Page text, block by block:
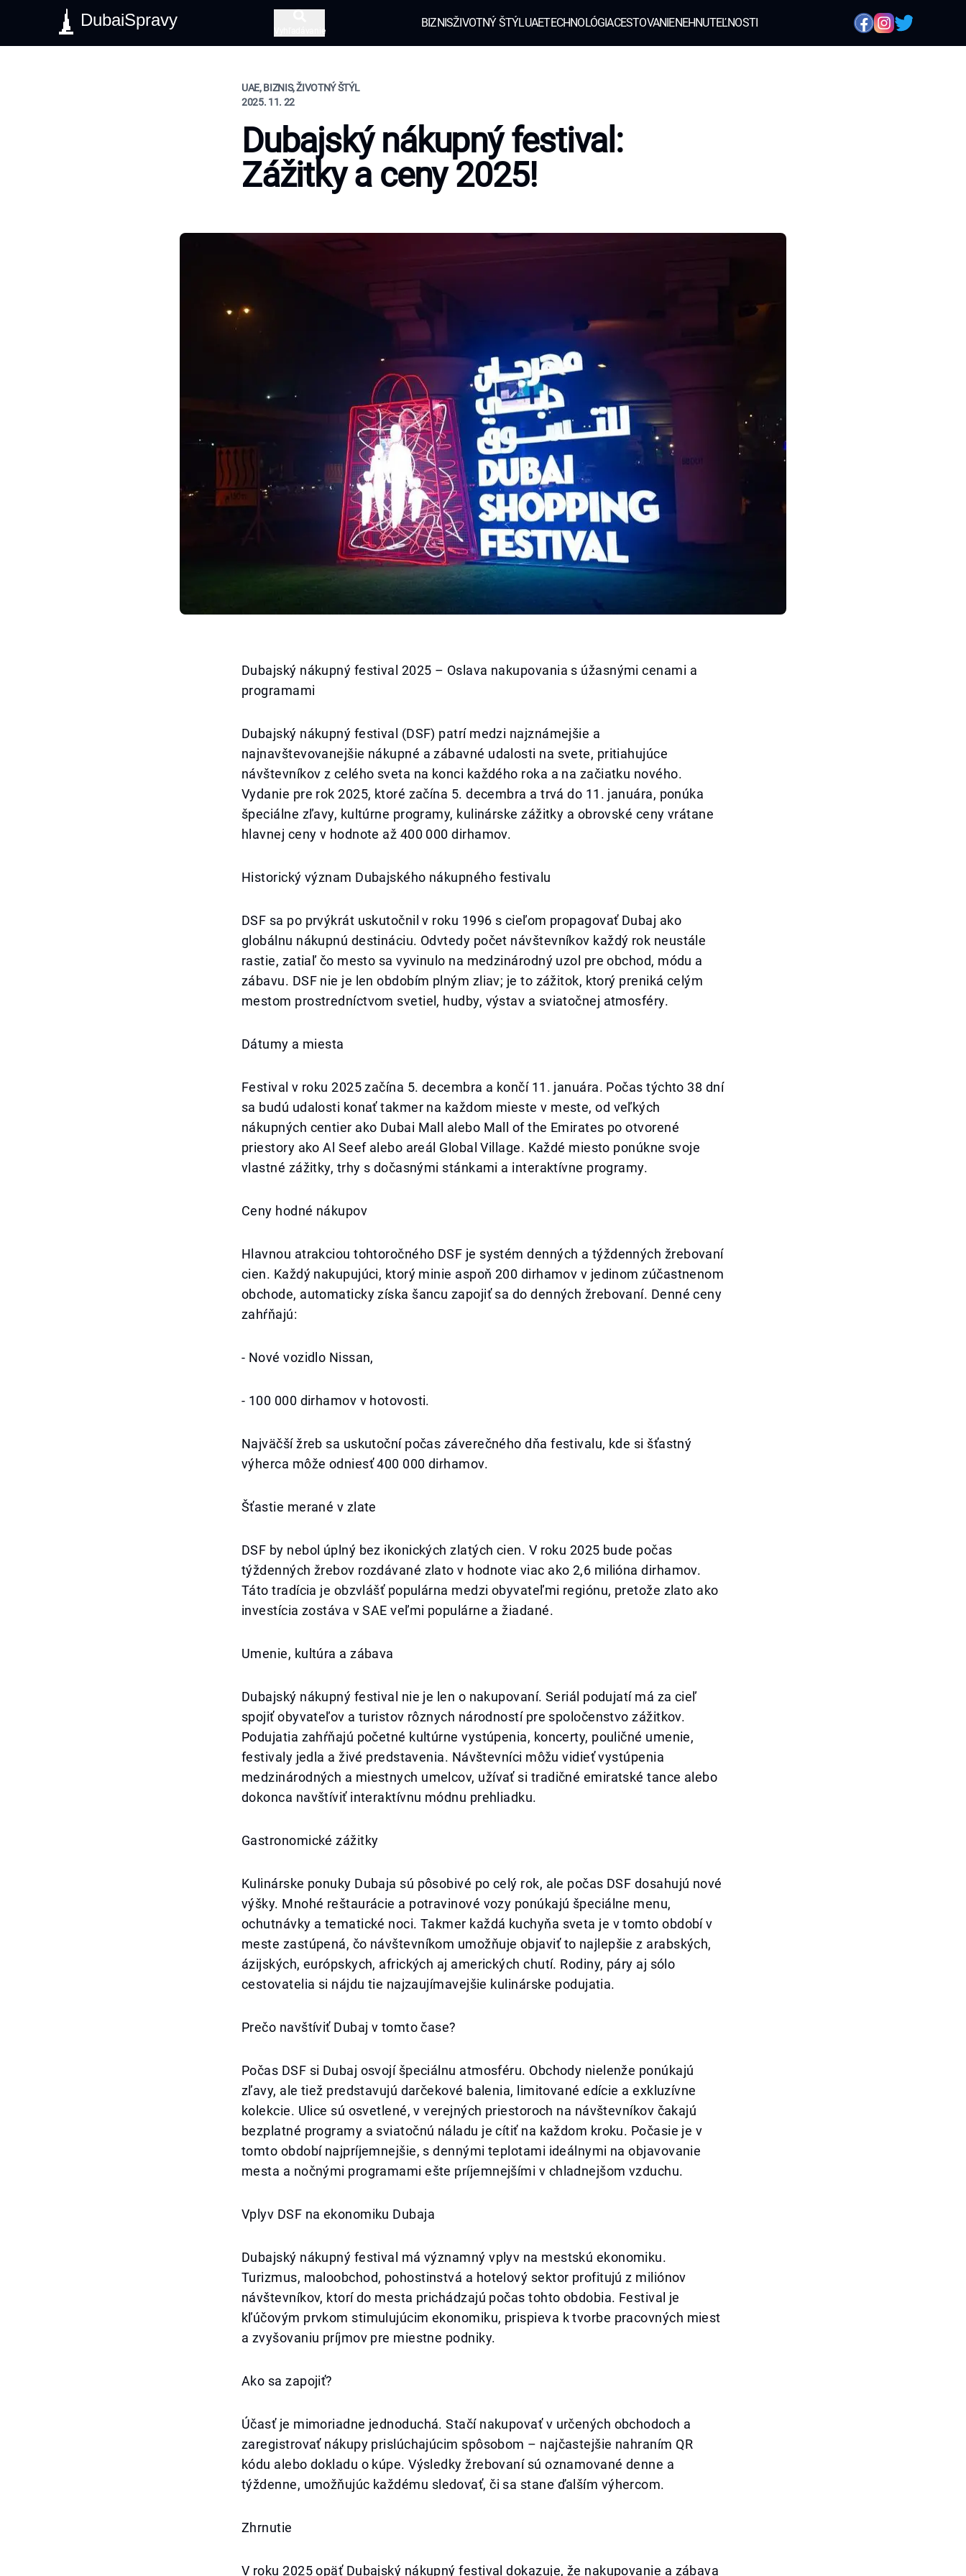
DubaiSpravy
Vyhľadávanie
BIZNISŽIVOTNÝ ŠTÝLUAETECHNOLÓGIACESTOVANIENEHNUTEĽNOSTI
UAE, BIZNIS, ŽIVOTNÝ ŠTÝL
2025. 11. 22
Dubajský nákupný festival:
Zážitky a ceny 2025!
Dubajský nákupný festival 2025 – Oslava nakupovania s úžasnými cenami a
programami
Dubajský nákupný festival (DSF) patrí medzi najznámejšie a
najnavštevovanejšie nákupné a zábavné udalosti na svete, pritiahujúce
návštevníkov z celého sveta na konci každého roka a na začiatku nového.
Vydanie pre rok 2025, ktoré začína 5. decembra a trvá do 11. januára, ponúka
špeciálne zľavy, kultúrne programy, kulinárske zážitky a obrovské ceny vrátane
hlavnej ceny v hodnote až 400 000 dirhamov.
Historický význam Dubajského nákupného festivalu
DSF sa po prvýkrát uskutočnil v roku 1996 s cieľom propagovať Dubaj ako
globálnu nákupnú destináciu. Odvtedy počet návštevníkov každý rok neustále
rastie, zatiaľ čo mesto sa vyvinulo na medzinárodný uzol pre obchod, módu a
zábavu. DSF nie je len obdobím plným zliav; je to zážitok, ktorý preniká celým
mestom prostredníctvom svetiel, hudby, výstav a sviatočnej atmosféry.
Dátumy a miesta
Festival v roku 2025 začína 5. decembra a končí 11. januára. Počas týchto 38 dní
sa budú udalosti konať takmer na každom mieste v meste, od veľkých
nákupných centier ako Dubai Mall alebo Mall of the Emirates po otvorené
priestory ako Al Seef alebo areál Global Village. Každé miesto ponúkne svoje
vlastné zážitky, trhy s dočasnými stánkami a interaktívne programy.
Ceny hodné nákupov
Hlavnou atrakciou tohtoročného DSF je systém denných a týždenných žrebovaní
cien. Každý nakupujúci, ktorý minie aspoň 200 dirhamov v jedinom zúčastnenom
obchode, automaticky získa šancu zapojiť sa do denných žrebovaní. Denné ceny
zahŕňajú:
- Nové vozidlo Nissan,
- 100 000 dirhamov v hotovosti.
Najväčší žreb sa uskutoční počas záverečného dňa festivalu, kde si šťastný
výherca môže odniesť 400 000 dirhamov.
Šťastie merané v zlate
DSF by nebol úplný bez ikonických zlatých cien. V roku 2025 bude počas
týždenných žrebov rozdávané zlato v hodnote viac ako 2,6 milióna dirhamov.
Táto tradícia je obzvlášť populárna medzi obyvateľmi regiónu, pretože zlato ako
investícia zostáva v SAE veľmi populárne a žiadané.
Umenie, kultúra a zábava
Dubajský nákupný festival nie je len o nakupovaní. Seriál podujatí má za cieľ
spojiť obyvateľov a turistov rôznych národností pre spoločenstvo zážitkov.
Podujatia zahŕňajú početné kultúrne vystúpenia, koncerty, pouličné umenie,
festivaly jedla a živé predstavenia. Návštevníci môžu vidieť vystúpenia
medzinárodných a miestnych umelcov, užívať si tradičné emiratské tance alebo
dokonca navštíviť interaktívnu módnu prehliadku.
Gastronomické zážitky
Kulinárske ponuky Dubaja sú pôsobivé po celý rok, ale počas DSF dosahujú nové
výšky. Mnohé reštaurácie a potravinové vozy ponúkajú špeciálne menu,
ochutnávky a tematické noci. Takmer každá kuchyňa sveta je v tomto období v
meste zastúpená, čo návštevníkom umožňuje objaviť to najlepšie z arabských,
ázijských, európskych, afrických aj amerických chutí. Rodiny, páry aj sólo
cestovatelia si nájdu tie najzaujímavejšie kulinárske podujatia.
Prečo navštíviť Dubaj v tomto čase?
Počas DSF si Dubaj osvojí špeciálnu atmosféru. Obchody nielenže ponúkajú
zľavy, ale tiež predstavujú darčekové balenia, limitované edície a exkluzívne
kolekcie. Ulice sú osvetlené, v verejných priestoroch na návštevníkov čakajú
bezplatné programy a sviatočnú náladu je cítiť na každom kroku. Počasie je v
tomto období najpríjemnejšie, s dennými teplotami ideálnymi na objavovanie
mesta a nočnými programami ešte príjemnejšími v chladnejšom vzduchu.
Vplyv DSF na ekonomiku Dubaja
Dubajský nákupný festival má významný vplyv na mestskú ekonomiku.
Turizmus, maloobchod, pohostinstvá a hotelový sektor profitujú z miliónov
návštevníkov, ktorí do mesta prichádzajú počas tohto obdobia. Festival je
kľúčovým prvkom stimulujúcim ekonomiku, prispieva k tvorbe pracovných miest
a zvyšovaniu príjmov pre miestne podniky.
Ako sa zapojiť?
Účasť je mimoriadne jednoduchá. Stačí nakupovať v určených obchodoch a
zaregistrovať nákupy prislúchajúcim spôsobom – najčastejšie nahraním QR
kódu alebo dokladu o kúpe. Výsledky žrebovaní sú oznamované denne a
týždenne, umožňujúc každému sledovať, či sa stane ďalším výhercom.
Zhrnutie
V roku 2025 opäť Dubajský nákupný festival dokazuje, že nakupovanie a zábava